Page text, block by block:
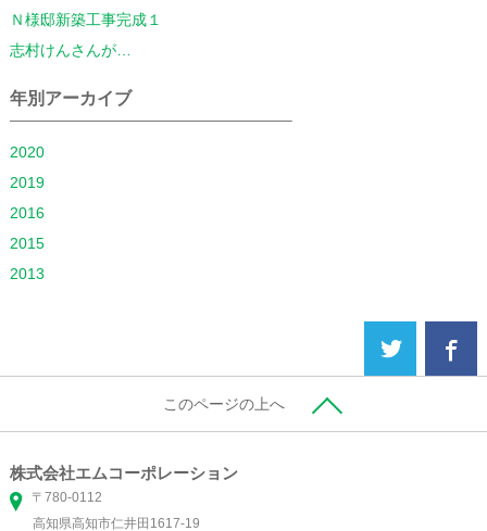
Ｎ様邸新築工事完成１
志村けんさんが…
年別アーカイブ
2020
2019
2016
2015
2013
このページの上へ
株式会社エムコーポレーション
〒780-0112
高知県高知市仁井田1617-19